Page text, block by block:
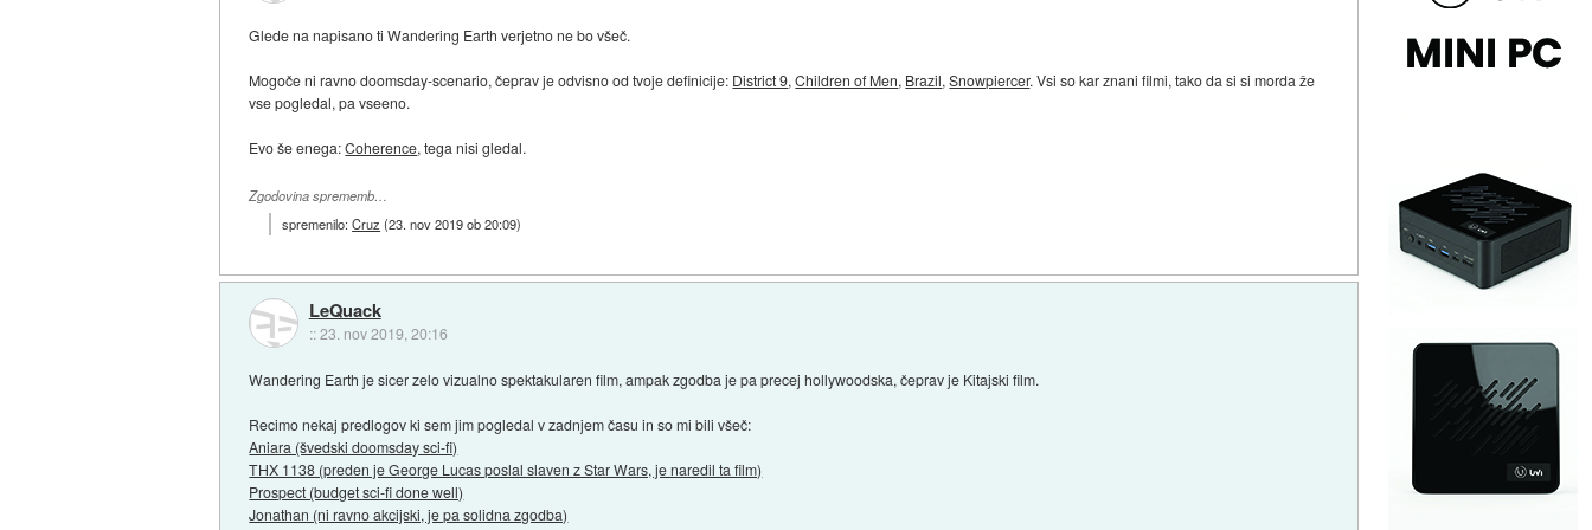
Glede na napisano ti Wandering Earth verjetno ne bo všeč.
Mogoče ni ravno doomsday-scenario, čeprav je odvisno od tvoje definicije: District 9,Children of Men, Brazil,Snowpiercer. Vsi so kar znani filmi, tako da si si morda že
vse pogledal, pa vseeno.
Evo še enega:Coherence, tega nisi gledal.
Zgodovina sprememb…
spremenilo:Cruz (23. nov 2019 ob 20:09)
LeQuack
::23. nov 2019, 20:16
Wandering Earth je sicer zelo vizualno spektakularen film, ampak zgodba je pa precej hollywoodska, čeprav je Kitajski film.
Recimo nekaj predlogov ki sem jim pogledal v zadnjem času in so mi bili všeč:
Aniara (švedski doomsday sci-fi)
THX 1138 (preden je George Lucas poslal slaven z Star Wars, je naredil ta film)
Prospect (budget sci-fi done well)
Jonathan (ni ravno akcijski, je pa solidna zgodba)